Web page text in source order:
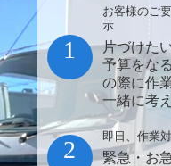
お客様のご
示
片づけた
予算をな
の際に作
一緒に考
1
即日、作業
緊急・お
2